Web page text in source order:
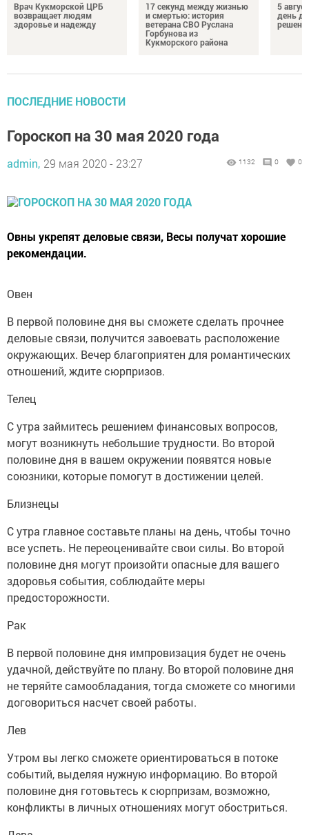
Врач Кукморской ЦРБ
возвращает людям
здоровье и надежду
17 секунд между жизнью
и смертью: история
ветерана СВО Руслана
Горбунова из
Кукморского района
5
день
ПОСЛЕДНИЕ НОВОСТИ
Гороскоп на 30 мая 2020 года
admin, 29 мая 2020 - 23:27 1132 0 0
Овны укрепят деловые связи, Весы получат хорошие
рекомендации.
Овен
В первой половине дня вы сможете сделать прочнее
деловые связи, получится завоевать расположение
окружающих. Вечер благоприятен для романтических
отношений, ждите сюрпризов.
Телец
С утра займитесь решением финансовых вопросов,
могут возникнуть небольшие трудности. Во второй
половине дня в вашем окружении появятся новые
союзники, которые помогут в достижении целей.
Близнецы
С утра главное составьте планы на день, чтобы точно
все успеть. Не переоценивайте свои силы. Во второй
половине дня могут произойти опасные для вашего
здоровья события, соблюдайте меры
предосторожности.
Рак
В первой половине дня импровизация будет не очень
удачной, действуйте по плану. Во второй половине дня
не теряйте самообладания, тогда сможете со многими
договориться насчет своей работы.
Лев
Утром вы легко сможете ориентироваться в потоке
событий, выделяя нужную информацию. Во второй
половине дня готовьтесь к сюрпризам, возможно,
конфликты в личных отношениях могут обостриться.